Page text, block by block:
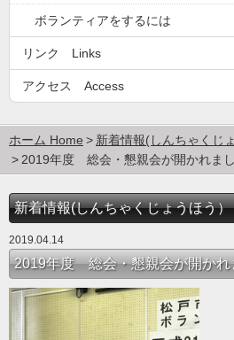
ボランティアをするには
リンク Links
アクセス Access
ホーム Home
新着情報(しんちゃくじ
2019年度 総会・懇親会が開かれま
新着情報(しんちゃくじょうほう）
2019.04.14
2019年度 総会・懇親会が開かれ